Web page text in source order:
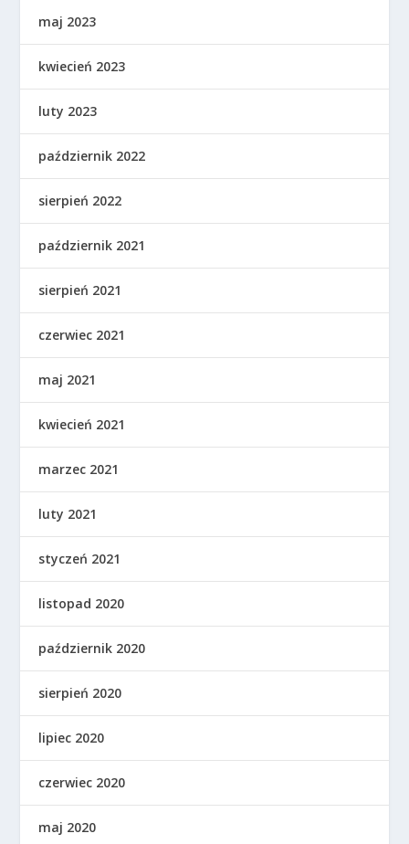
maj 2023
kwiecień 2023
luty 2023
październik 2022
sierpień 2022
październik 2021
sierpień 2021
czerwiec 2021
maj 2021
kwiecień 2021
marzec 2021
luty 2021
styczeń 2021
listopad 2020
październik 2020
sierpień 2020
lipiec 2020
czerwiec 2020
maj 2020